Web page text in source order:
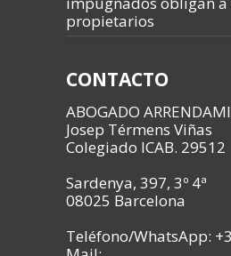
propietarios
CONTACTO
ABOGADO
Josep Térmens Viñas
Colegiado ICAB. 29512
Sardenya, 397, 3º 4ª
08025 Barcelona
Teléfono/WhatsApp: